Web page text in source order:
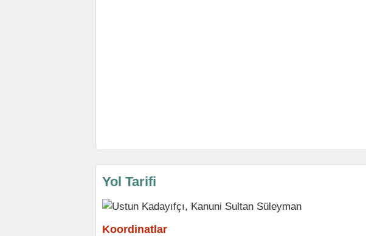
Yol Tarifi
Koordinatlar